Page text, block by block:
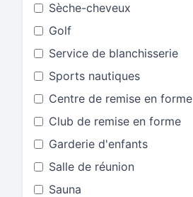
Sèche-cheveux
Golf
Service de blanchisserie
Sports nautiques
Centre de remise en forme
Club de remise en forme
Garderie d'enfants
Salle de réunion
Sauna